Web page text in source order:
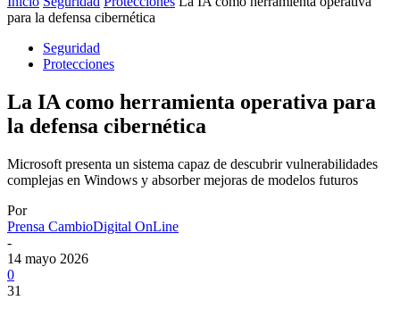
para la defensa cibernética
Seguridad
Protecciones
La IA como herramienta operativa para
la defensa cibernética
Microsoft presenta un sistema capaz de descubrir vulnerabilidades
complejas en Windows y absorber mejoras de modelos futuros
Por
Prensa CambioDigital OnLine
-
14 mayo 2026
0
31